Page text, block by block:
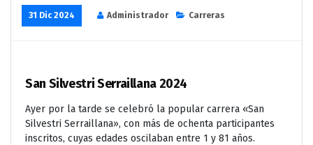
31 Dic 2024 Administrador Carreras
San Silvestri Serraillana 2024
Ayer por la tarde se celebró la popular carrera «San
Silvestri Serraillana», con más de ochenta participantes
inscritos, cuyas edades oscilaban entre 1 y 81 años.